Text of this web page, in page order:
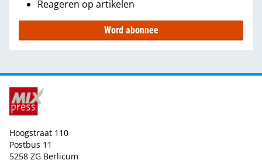
Reageren op artikelen
Word abonnee
Hoogstraat 110
Postbus 11
5258 ZG Berlicum